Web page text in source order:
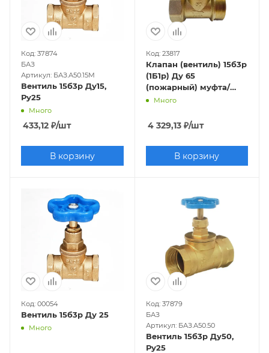
Код: 37874
БАЗ
Артикул: БАЗ.А50.15М
Вентиль 15б3р Ду15,
Ру25
Много
433,12 ₽/шт
В корзину
Код: 23817
Клапан (вентиль) 15б3р
(1Б1р) Ду 65
(пожарный) муфта/
цапка
Много
4 329,13₽/шт
В корзину
Код: 00054
Вентиль 15б3р Ду 25
Много
Код: 37879
БАЗ
Артикул: БАЗ.А50.50
Вентиль 15б3р Ду50,
Ру25